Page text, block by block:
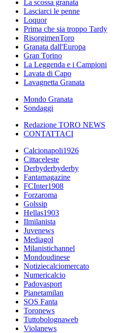
La scossa granata
Lasciarci le penne
Loquor
Prima che sia troppo Tardy
RisorgimenToro
Granata dall'Europa
Gran Torino
La Leggenda e i Campioni
Lavata di Capo
Lavagnetta Granata
Mondo Granata
Sondaggi
Redazione TORO NEWS
CONTATTACI
Calcionapoli1926
Cittaceleste
Derbyderbyderby
Fantamagazine
FCInter1908
Forzaroma
Golssip
Hellas1903
Ilmilanista
Juvenews
Mediagol
Milanistichannel
Mondoudinese
Notiziecalciomercato
Numericalcio
Padovasport
Pianetamilan
SOS Fanta
Toronews
Tuttobolognaweb
Violanews